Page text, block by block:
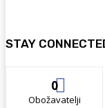
STAY
0
Obožavatelji